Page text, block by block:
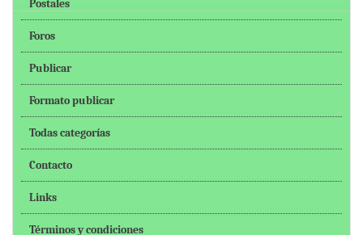
Postales
Foros
Publicar
Formato publicar
Todas categorías
Contacto
Links
Términos y condiciones